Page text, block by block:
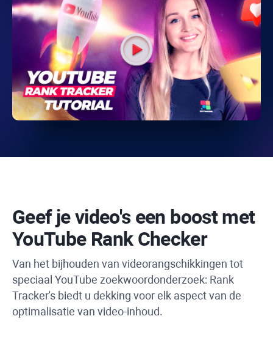
Geef je video's een boost met
YouTube Rank Checker
Van het bijhouden van videorangschikkingen tot
speciaal YouTube zoekwoordonderzoek: Rank
Tracker's biedt u dekking voor elk aspect van de
optimalisatie van video-inhoud.